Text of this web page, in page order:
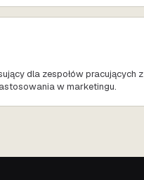
dla zespołów pracujących z
w marketingu.